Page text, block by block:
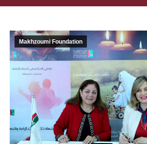
Makhzoumi Foundation